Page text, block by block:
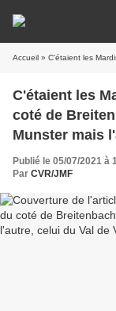
Accueil » C'étaient les Mardisiens, le 15
C'étaient les
coté de
Munster mais
Publié le 05/07/2021 à
Par CVR/JMF